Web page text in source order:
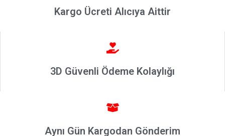
ve Üstü
Kargo Ücreti Alıcıya Aittir
3D Güvenli Ödeme Kolaylığı
Aynı Gün Kargodan Gönderim